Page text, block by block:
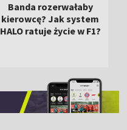
Banda rozerwałaby
kierowcę? Jak system
HALO ratuje życie w F1?